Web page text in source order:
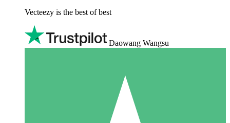
Vecteezy is the best of best
Daowang Wangsu